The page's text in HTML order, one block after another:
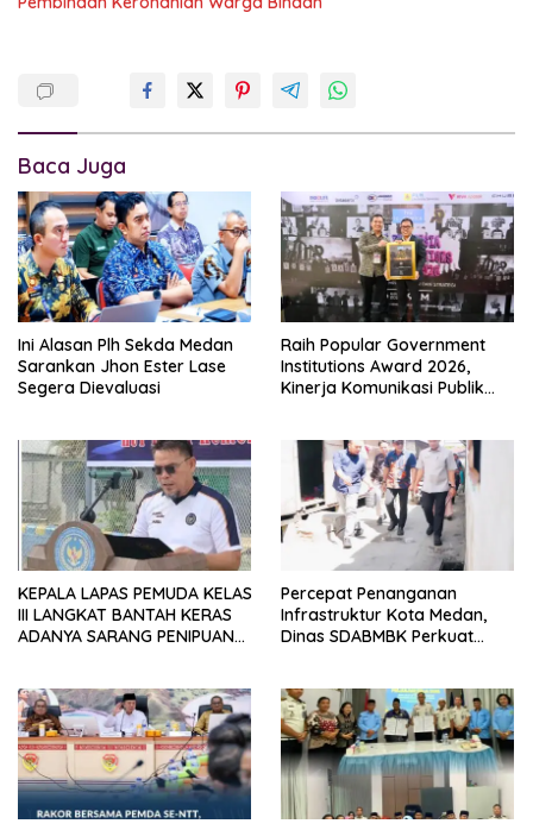
Baca Juga
Ini Alasan Plh Sekda Medan
Sarankan Jhon Ester Lase
Segera Dievaluasi
Raih Popular Government
Institutions Award 2026,
Kinerja Komunikasi Publik
KEPALA LAPAS PEMUDA KELAS
III LANGKAT BANTAH KERAS
ADANYA SARANG PENIPUAN
PENJUALAN EMAS
Percepat Penanganan
Infrastruktur Kota Medan,
Dinas SDABMBK Perkuat